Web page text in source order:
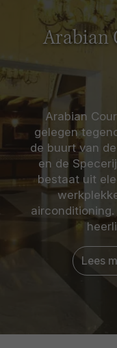
Arabian
Arabian
gelegen
de buurt van
en de
bestaat uit
Lees